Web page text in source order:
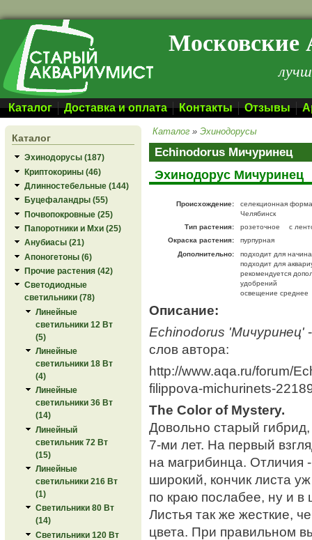
Перейти к основному содержанию Московские
Каталог Доставка и оплата Контакты Отзывы
Каталог
Эхинодорусы (187)
Криптокорины (46)
Длинностебельные (144)
Буцефаландры (55)
Почвопокровные (25)
Папоротники и Мхи (25)
Анубиасы (21)
Апоногетоны (6)
Прочие растения (42)
Светодиодные
светильники (78)
Линейные
светильники 12 Вт
(5)
Линейные
светильники 18 Вт
(4)
Линейные
светильники 36 Вт
(14)
Линейный
светильник 72 Вт
(15)
Линейные
светильники 216 Вт
(1)
Светильники 80 Вт
(14)
Светильники 120 Вт
Каталог »Эхинодорусы
Echinodorus Мичуринец
Эхинодорус Мичуринец
Происхождение:
селекционная
Челябинск
Тип растения:
розеточное
с
Окраска растения:
пурпурная
Дополнительно:
подходит для
подходит для
рекомендуется
удобрений
освещение среднее
Описание:
Echinodorus 'Мичуринец'
слов автора:
http://www.aqa.ru/forum/
filippova-michurinets-
The Color of Mystery.
Довольно старый
7-ми лет. На первый
на магрибинца. Отличия
широкий, кончик листа
по краю послабее, ну и
Листья так же жесткие,
цвета. При правильном